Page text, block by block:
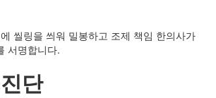
씰링을 씌워 밀봉하고 조제 책임 한의사가
서명합니다.
단